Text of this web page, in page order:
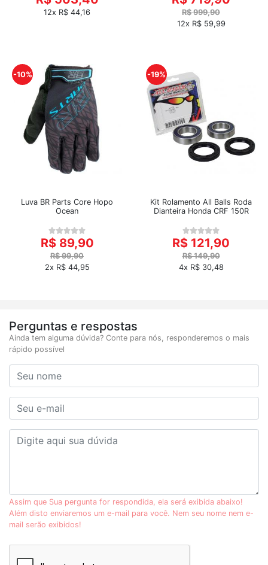
12x R$ 44,16
R$ 999,90
12x R$ 59,99
-10%
Luva BR Parts Core Hopo
Ocean
R$ 89,90
R$ 99,90
2x R$ 44,95
-19%
Kit Rolamento All Balls Roda
Dianteira Honda CRF 150R
R$ 121,90
R$ 149,90
4x R$ 30,48
Perguntas e respostas
Ainda tem alguma dúvida? Conte para nós, responderemos o mais
rápido possível
Assim que Sua pergunta for respondida, ela será exibida abaixo!
Além disto enviaremos um e-mail para você. Nem seu nome nem e-
mail serão exibidos!